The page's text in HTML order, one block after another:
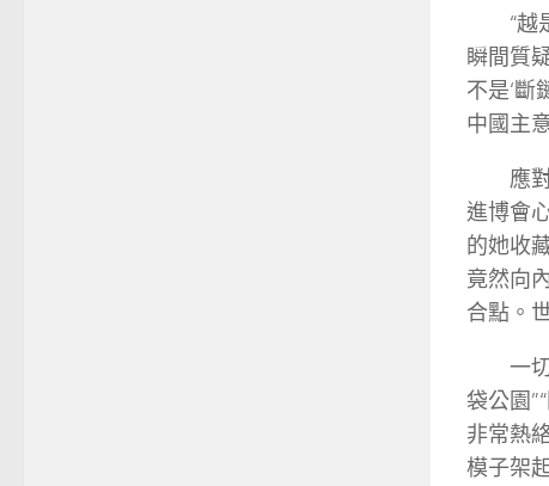
“越
瞬間質
不是‘斷
中國主
應
進博會
的她收
竟然向
合點。
一
袋公園
非常熱
模子架